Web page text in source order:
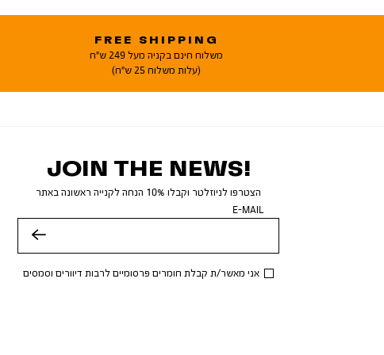
FREE SHIPPING
משלוח חינם בקניה מעל 249 ש"ח
(עלות משלוח 25 ש"ח)
JOIN THE NEWS!
הצטרפו לניוזלטר וקבלו 10% הנחה לקנייה ראשונה באתר
E-MAIL
אני מאשר/ת קבלת חומרים פרסומיים לרבות דיוורים וסמסים